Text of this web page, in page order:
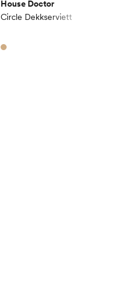
House Doctor
Circle Dekkserviett